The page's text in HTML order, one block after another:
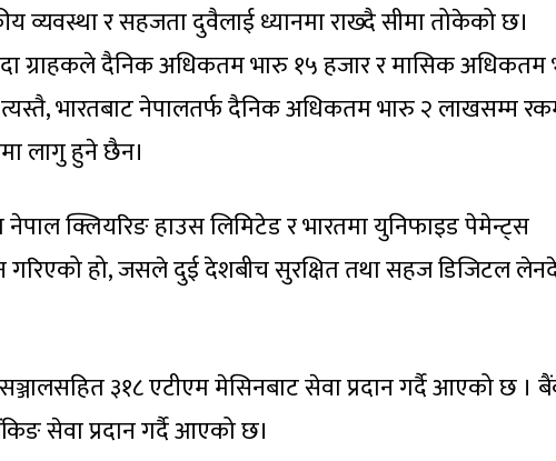
व्यवस्था र सहजता दुवैलाई ध्यानमा राख्दै सीमा तोकेको छ।
ग्राहकले दैनिक अधिकतम भारु १५ हजार र मासिक अधिकतम
भारतबाट नेपालतर्फ दैनिक अधिकतम भारु २ लाखसम्म
लागु हुने छैन।
क्लियरिङ हाउस लिमिटेड र भारतमा युनिफाइड पेमेन्ट्स
गरिएको हो, जसले दुई देशबीच सुरक्षित तथा सहज डिजिटल
३१८ एटीएम मेसिनबाट सेवा प्रदान गर्दै आएको छ ।
सेवा प्रदान गर्दै आएको छ।